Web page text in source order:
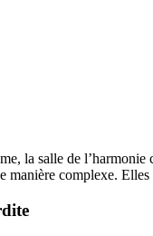
la salle de
manière complexe.